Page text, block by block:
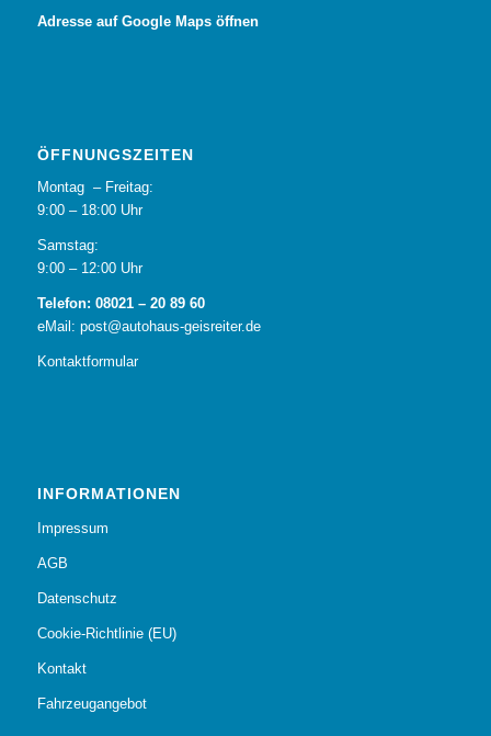
Adresse auf Google Maps öffnen
ÖFFNUNGSZEITEN
Montag – Freitag:
9:00 – 18:00 Uhr
Samstag:
9:00 – 12:00 Uhr
Telefon: 08021 – 20 89 60
eMail: post@autohaus-geisreiter.de
Kontaktformular
INFORMATIONEN
Impressum
AGB
Datenschutz
Cookie-Richtlinie (EU)
Kontakt
Fahrzeugangebot